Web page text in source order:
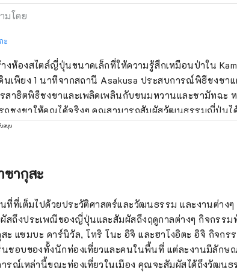
มโดย
ะ
างห้องสไตล์ญี่ปุ่นขนาดเล็กที่ให้ความรู้สึกเหมือนป่าใน
ดินเพียง 1 นาทีจากสถานี Asakusa ประสบการณ์พิธีชงชา
สาธิตพิธีชงชาและเพลิดเพลินกับขนมหวานและชามัทฉะ
ถชงชาให้คุณได้จริงๆ คุณสามารถสัมผัสวัฒนธรรมญี่ปุ่นได้
รเลย นอกจากนี้วาซาโกะยังเป็นพื้นที่ที่ผ่อนคลายอย่างยิ่ง
สนุน
ซากุสะ
ที่ที่เต็มไปด้วยประวัติศาสตร์และวัฒนธรรม และงานต่าง
สถึงประเพณีของญี่ปุ่นและสัมผัสถึงฤดูกาลต่างๆ กิจกรรม
ะ แซมบะ คาร์นิวัล, โทริ โนะ อิจิ และฮาโงอิตะ อิจิ กิจก
ชอบของทั้งนักท่องเที่ยวและคนในพื้นที่ แต่ละงานมีลักษ
ารณ์เหล่านี้ขณะท่องเที่ยวในเมือง คุณจะสัมผัสได้ถึงวัฒน